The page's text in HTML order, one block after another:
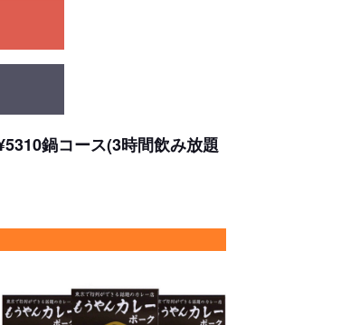
鍋コース(3時間飲み放題